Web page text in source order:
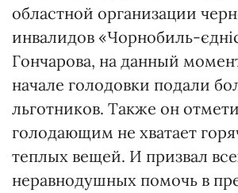
областной организации
инвалидов «Чорнобиль-
Гончарова, на данный
начале голодовки подали
льготников. Также он
голодающим не хватает
теплых вещей. И призвал
неравнодушных помочь в